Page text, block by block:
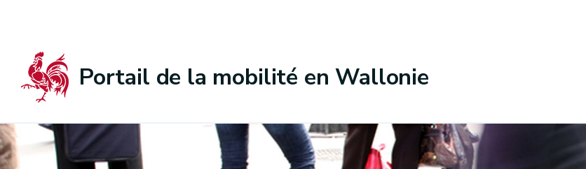
Portail de la mobilité en Wallonie